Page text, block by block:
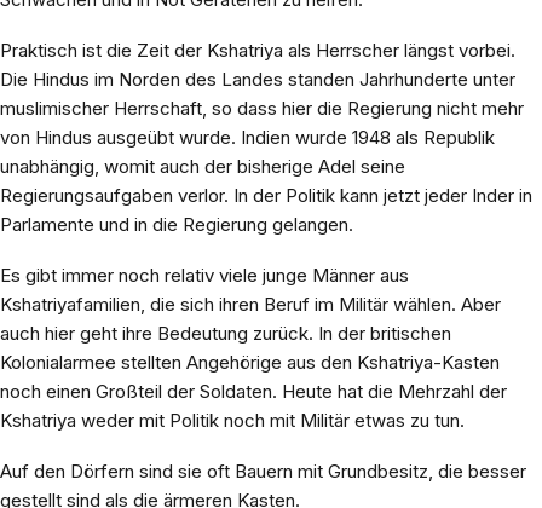
Praktisch ist die Zeit der Kshatriya als Herrscher längst vorbei.
Die Hindus im Norden des Landes standen Jahrhunderte unter
muslimischer Herrschaft, so dass hier die Regierung nicht mehr
von Hindus ausgeübt wurde. Indien wurde 1948 als Republik
unabhängig, womit auch der bisherige Adel seine
Regierungsaufgaben verlor. In der Politik kann jetzt jeder Inder in
Parlamente und in die Regierung gelangen.
Es gibt immer noch relativ viele junge Männer aus
Kshatriyafamilien, die sich ihren Beruf im Militär wählen. Aber
auch hier geht ihre Bedeutung zurück. In der britischen
Kolonialarmee stellten Angehörige aus den Kshatriya-Kasten
noch einen Großteil der Soldaten. Heute hat die Mehrzahl der
Kshatriya weder mit Politik noch mit Militär etwas zu tun.
Auf den Dörfern sind sie oft Bauern mit Grundbesitz, die besser
gestellt sind als die ärmeren Kasten.